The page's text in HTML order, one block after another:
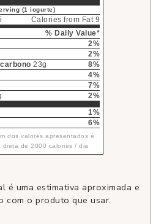
(1 iogurte)
Calories from Fat 9
% Daily Value*
2%
2%
23g
8%
4%
7%
2%
1%
6%
dos valores apresentados é
dieta de 2000 calories / dia
com o produto que usar.